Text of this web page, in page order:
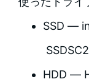
SSD —
HDD —